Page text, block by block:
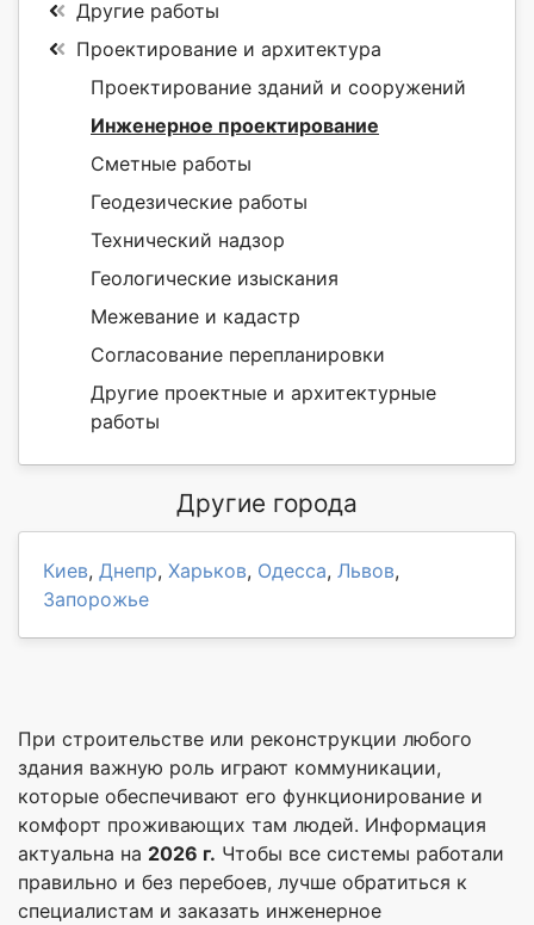
Другие работы
Проектирование и архитектура
Проектирование зданий и сооружений
Инженерное проектирование
Сметные работы
Геодезические работы
Технический надзор
Геологические изыскания
Межевание и кадастр
Согласование перепланировки
Другие проектные и архитектурные
работы
Другие города
Киев, Днепр, Харьков, Одесса, Львов,
Запорожье
При строительстве или реконструкции любого
здания важную роль играют коммуникации,
которые обеспечивают его функционирование и
комфорт проживающих там людей. Информация
актуальна на 2026 г. Чтобы все системы работали
правильно и без перебоев, лучше обратиться к
специалистам и заказать инженерное